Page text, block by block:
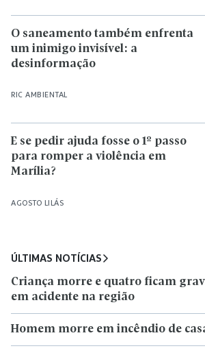
RIC AMBIENTAL
O saneamento também enfrenta
um inimigo invisível: a
desinformação
AGOSTO LILÁS
E se pedir ajuda fosse o 1º passo
para romper a violência em
Marília?
ÚLTIMAS NOTÍCIAS
Criança morre e quatro ficam
em acidente na região
Homem morre em incêndio de